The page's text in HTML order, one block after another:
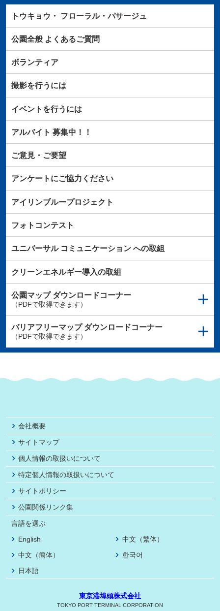
トウキョウ・ フローラル・パサージュ
公園全般よくあるご質問
ボランティア
撮影を行うには
イベントを行うには
アルバイト 募集中！！
ご意見・ご要望
アンケートにご協力ください
アイリンブループロジェクト
フォトコンテスト
ユニバーサルコミュニケーションへの取組
クリーンエネルギー導入の取組
公園マップダウンロードコーナー
（PDFで取得できます）
バリアフリーマップダウンロードコーナー
（PDFで取得できます）
会社概要
サイトマップ
個人情報の取扱いについて
特定個人情報の取扱いについて
サイトポリシー
公園関係リンク集
言語を選ぶ
English
中文（繁体）
中文（簡体）
한국어
日本語
東京港埠頭株式会社
TOKYO PORT TERMINAL CORPORATION